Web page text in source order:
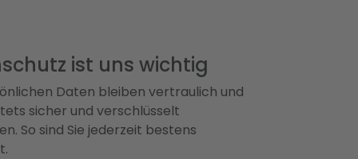
ist uns wichtig
Daten bleiben vertraulich und
sicher und verschlüsselt
So sind Sie jederzeit bestens